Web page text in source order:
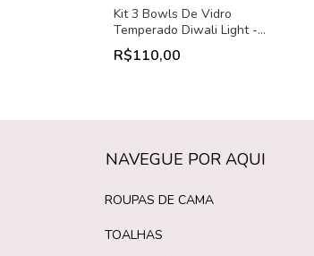
Kit 3 Bowls De Vidro
Temperado Diwali Light -
Luminarc - De 12cm, 14cm e
21cm
R$110,00
NAVEGUE POR AQUI
ROUPAS DE CAMA
TOALHAS